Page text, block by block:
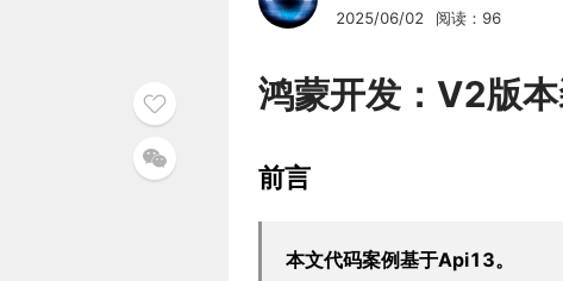
2025/06/02 阅读：96
鸿蒙开发：V2版
前言
本文代码案例基于Api13。